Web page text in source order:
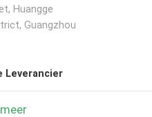
Huangge
Guangzhou
Leverancier